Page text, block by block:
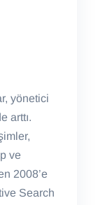
yönetici
arttı.
ve
2008’e
Search